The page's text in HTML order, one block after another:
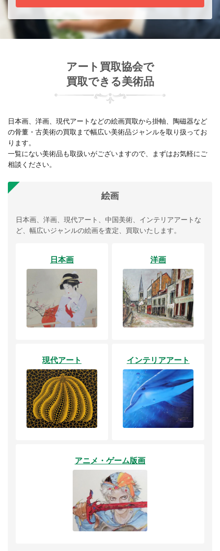
アート買取協会で
買取できる美術品
日本画、洋画、現代アートなどの絵画買取から掛軸、陶磁器など
の骨董・古美術の買取まで幅広い美術品ジャンルを取り扱ってお
ります。
一覧にない美術品も取扱いがございますので、まずはお気軽にご
相談ください。
絵画
日本画、洋画、現代アート、中国美術、インテリアアートな
ど、幅広いジャンルの絵画を査定、買取いたします。
日本画 洋画
現代アート インテリアアート
アニメ・ゲーム版画